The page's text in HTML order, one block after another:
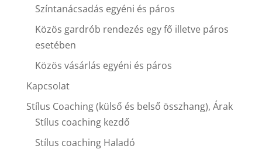
Színtanácsadás egyéni és páros
Közös gardrób rendezés egy fő illetve páros
esetében
Közös vásárlás egyéni és páros
Kapcsolat
Stílus Coaching (külső és belső összhang), Árak
Stílus coaching kezdő
Stílus coaching Haladó